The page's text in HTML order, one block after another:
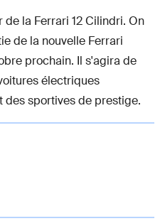
la Ferrari 12 Cilindri. On
de la nouvelle Ferrari
prochain. Il s'agira de
électriques
des sportives de prestige.